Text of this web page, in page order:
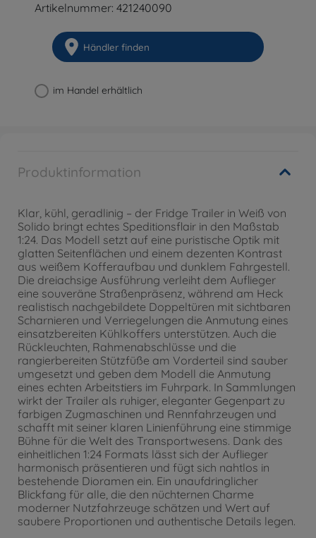
Artikelnummer: 421240090
Händler finden
im Handel erhältlich
Produktinformation
Klar, kühl, geradlinig – der Fridge Trailer in Weiß von
Solido bringt echtes Speditionsflair in den Maßstab
1:24. Das Modell setzt auf eine puristische Optik mit
glatten Seitenflächen und einem dezenten Kontrast
aus weißem Kofferaufbau und dunklem Fahrgestell.
Die dreiachsige Ausführung verleiht dem Auflieger
eine souveräne Straßenpräsenz, während am Heck
realistisch nachgebildete Doppeltüren mit sichtbaren
Scharnieren und Verriegelungen die Anmutung eines
einsatzbereiten Kühlkoffers unterstützen. Auch die
Rückleuchten, Rahmenabschlüsse und die
rangierbereiten Stützfüße am Vorderteil sind sauber
umgesetzt und geben dem Modell die Anmutung
eines echten Arbeitstiers im Fuhrpark. In Sammlungen
wirkt der Trailer als ruhiger, eleganter Gegenpart zu
farbigen Zugmaschinen und Rennfahrzeugen und
schafft mit seiner klaren Linienführung eine stimmige
Bühne für die Welt des Transportwesens. Dank des
einheitlichen 1:24 Formats lässt sich der Auflieger
harmonisch präsentieren und fügt sich nahtlos in
bestehende Dioramen ein. Ein unaufdringlicher
Blickfang für alle, die den nüchternen Charme
moderner Nutzfahrzeuge schätzen und Wert auf
saubere Proportionen und authentische Details legen.